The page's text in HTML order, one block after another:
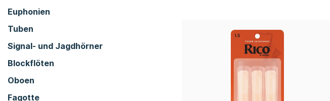
Euphonien
Tuben
Signal- und Jagdhörner
Blockflöten
Oboen
Fagotte